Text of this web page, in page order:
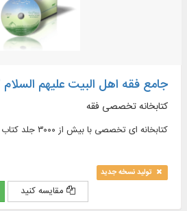
جامع فقه اهل البیت علیهم السلام ۲
کتابخانه تخصصی فقه
کتابخانه ای تخصصی با بیش از ۳۰۰۰ جلد کتاب و رساله فقهی
تولید نسخه جدید
مقایسه کنید